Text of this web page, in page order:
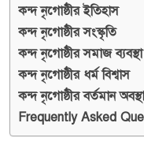
কন্দ নৃগোষ্ঠীর ইতিহাস
কন্দ নৃগোষ্ঠীর সংস্কৃতি
কন্দ নৃগোষ্ঠীর সমাজ ব্যবস্থা
কন্দ নৃগোষ্ঠীর ধর্ম বিশ্বাস
কন্দ নৃগোষ্ঠীর বর্তমান অবস্থা
Frequently Asked